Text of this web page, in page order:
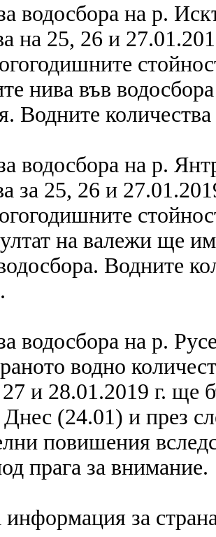
водосбора на р.
на 25, 26 и
нива във
Водните
водосбора на р.
за 25, 26 и
на валежи ще
Водните
водосбора на р.
водно
и 28.01.2019 г. ще
Днес (24.01) и през
повишения
прага за внимание.
за